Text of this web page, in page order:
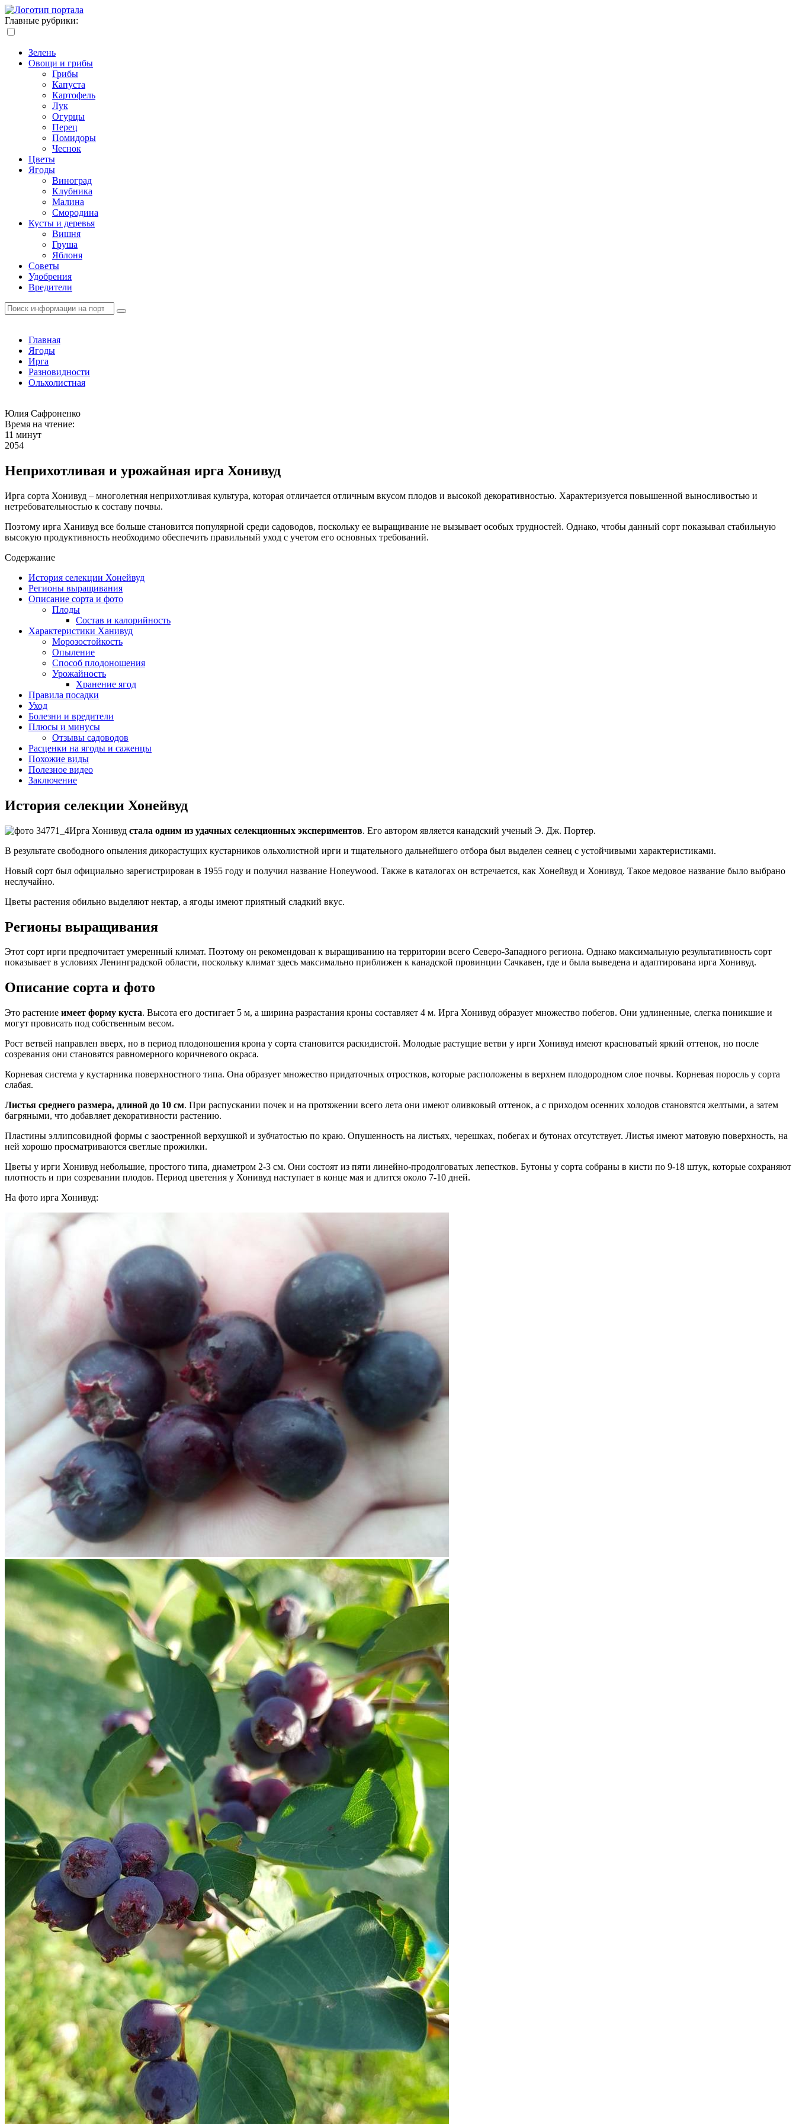
Главные рубрики:
Зелень
Овощи и грибы
Грибы
Капуста
Картофель
Лук
Огурцы
Перец
Помидоры
Чеснок
Цветы
Ягоды
Виноград
Клубника
Малина
Смородина
Кусты и деревья
Вишня
Груша
Яблоня
Советы
Удобрения
Вредители
Главная
Ягоды
Ирга
Разновидности
Ольхолистная
Юлия Сафроненко
Время на чтение:
11 минут
2054
Неприхотливая и урожайная ирга Хонивуд
Ирга сорта Хонивуд ­– многолетняя неприхотливая культура, которая отличается отличным вкусом плодов и высокой декоративностью. Характеризуется повышенной выносливостью и
нетребовательностью к составу почвы.
Поэтому ирга Ханивуд все больше становится популярной среди садоводов, поскольку ее выращивание не вызывает особых трудностей. Однако, чтобы данный сорт показывал стабильную
высокую продуктивность необходимо обеспечить правильный уход с учетом его основных требований.
Содержание
История селекции Хонейвуд
Регионы выращивания
Описание сорта и фото
Плоды
Состав и калорийность
Характеристики Ханивуд
Морозостойкость
Опыление
Способ плодоношения
Урожайность
Хранение ягод
Правила посадки
Уход
Болезни и вредители
Плюсы и минусы
Отзывы садоводов
Расценки на ягоды и саженцы
Похожие виды
Полезное видео
Заключение
История селекции Хонейвуд
Ирга Хонивуд стала одним из удачных селекционных экспериментов. Его автором является канадский ученый Э. Дж. Портер.
В результате свободного опыления дикорастущих кустарников ольхолистной ирги и тщательного дальнейшего отбора был выделен сеянец с устойчивыми характеристиками.
Новый сорт был официально зарегистрирован в 1955 году и получил название Honeywood. Также в каталогах он встречается, как Хонейвуд и Хонивуд. Такое медовое название было выбрано
неслучайно.
Цветы растения обильно выделяют нектар, а ягоды имеют приятный сладкий вкус.
Регионы выращивания
Этот сорт ирги предпочитает умеренный климат. Поэтому он рекомендован к выращиванию на территории всего Северо-Западного региона. Однако максимальную результативность сорт
показывает в условиях Ленинградской области, поскольку климат здесь максимально приближен к канадской провинции Сачкавен, где и была выведена и адаптирована ирга Хонивуд.
Описание сорта и фото
Это растение имеет форму куста. Высота его достигает 5 м, а ширина разрастания кроны составляет 4 м. Ирга Хонивуд образует множество побегов. Они удлиненные, слегка поникшие и
могут провисать под собственным весом.
Рост ветвей направлен вверх, но в период плодоношения крона у сорта становится раскидистой. Молодые растущие ветви у ирги Хонивуд имеют красноватый яркий оттенок, но после
созревания они становятся равномерного коричневого окраса.
Корневая система у кустарника поверхностного типа. Она образует множество придаточных отростков, которые расположены в верхнем плодородном слое почвы. Корневая поросль у сорта
слабая.
Листья среднего размера, длиной до 10 см. При распускании почек и на протяжении всего лета они имеют оливковый оттенок, а с приходом осенних холодов становятся желтыми, а затем
багряными, что добавляет декоративности растению.
Пластины эллипсовидной формы с заостренной верхушкой и зубчатостью по краю. Опушенность на листьях, черешках, побегах и бутонах отсутствует. Листья имеют матовую поверхность, на
ней хорошо просматриваются светлые прожилки.
Цветы у ирги Хонивуд небольшие, простого типа, диаметром 2-3 см. Они состоят из пяти линейно-продолговатых лепестков. Бутоны у сорта собраны в кисти по 9-18 штук, которые сохраняют
плотность и при созревании плодов. Период цветения у Хонивуд наступает в конце мая и длится около 7-10 дней.
На фото ирга Хонивуд: